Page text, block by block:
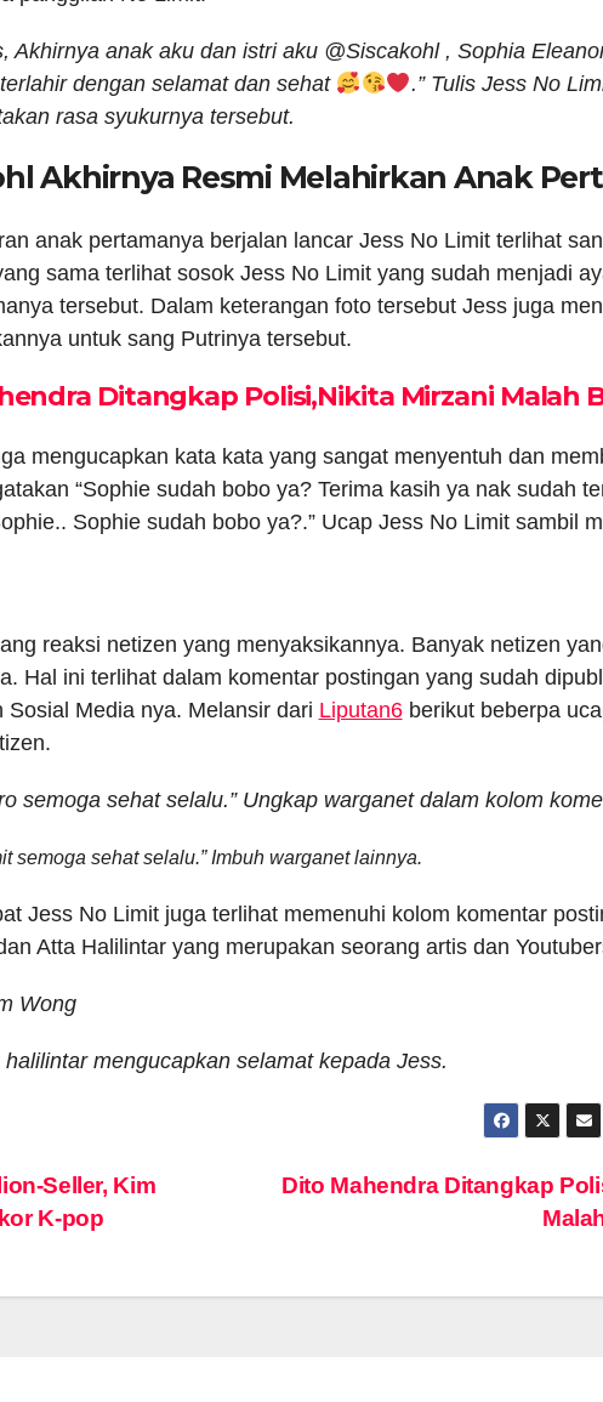
Akhirnya anak aku dan istri aku @Siscakohl , Sophia
dengan selamat dan sehat
.” Tulis Jess No
rasa syukurnya tersebut.
Akhirnya Resmi Melahirkan Anak
anak pertamanya berjalan lancar Jess No Limit terlihat
sama terlihat sosok Jess No Limit yang sudah menjadi
tersebut. Dalam keterangan foto tersebut Jess juga
untuk sang Putrinya tersebut.
Ditangkap Polisi,Nikita Mirzani Malah
mengucapkan kata kata yang sangat menyentuh dan
“Sophie sudah bobo ya? Terima kasih ya nak sudah
Sophie sudah bobo ya?.” Ucap Jess No Limit sambil
reaksi netizen yang menyaksikannya. Banyak netizen
Hal ini terlihat dalam komentar postingan yang sudah
Media nya. Melansir dari Liputan6berikut beberpa
semoga sehat selalu.” Ungkap warganet dalam kolom
semoga sehat selalu.” Imbuh warganet lainnya.
Jess No Limit juga terlihat memenuhi kolom komentar
Atta Halilintar yang merupakan seorang artis dan
Wong
halilintar mengucapkan selamat kepada Jess.
Dito Mahendra Ditangkap
Seller, Kim
K-pop